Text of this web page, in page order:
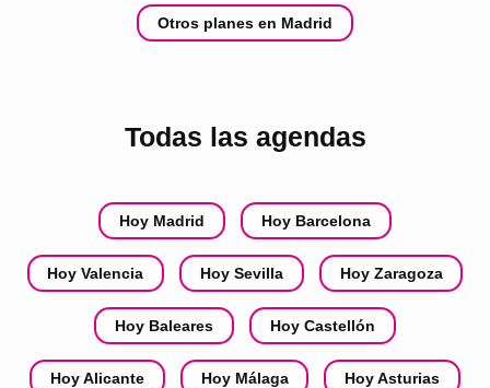
Otros planes en Madrid
Todas las agendas
Hoy Madrid Hoy Barcelona
Hoy Valencia Hoy Sevilla Hoy Zaragoza
Hoy Baleares Hoy Castellón
Hoy Alicante Hoy Málaga Hoy Asturias